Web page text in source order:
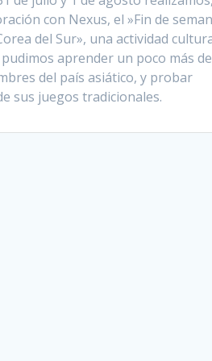
con Nexus, el »Fin de
del Sur», una actividad
aprender un poco más de
del país asiático, y probar
sus juegos tradicionales.